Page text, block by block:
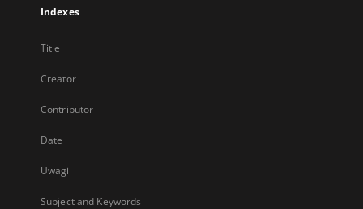
Indexes
Title
Creator
Contributor
Date
Uwagi
Subject and Keywords